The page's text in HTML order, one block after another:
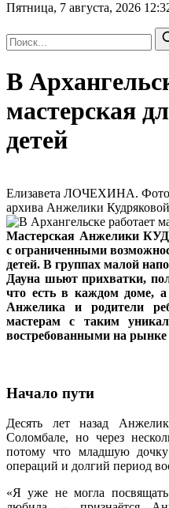
Пятница, 7 августа, 2026
В
мастерская
детей
Елизавета ЛОЧЕХИНА. Фото
архива Анжелики
Мастерская Анжелики
с ограниченными
детей. В группах малой
Дауна шьют прихватки,
что есть в каждом доме, а
Анжелика и родители
мастерам с таким
востребованными на рынке
Начало пути
Десять лет назад
Соломбале, но через
потому что младшую
операций и долгий период
«Я уже не могла посвящать